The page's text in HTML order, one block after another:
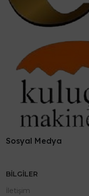
Sosyal Medya
BILGILER
İletişim